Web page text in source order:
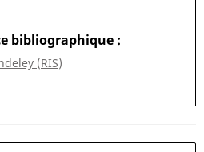
bibliographique
(RIS)